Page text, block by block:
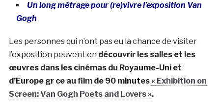
Un long métrage pour (re)vivre l’exposition Van
Gogh
Les personnes qui n’ont pas eu la chance de visiter
l’exposition peuvent en découvrir les salles et les
œuvres dans les cinémas du Royaume-Uni et
d’Europe gr ce au film de 90 minutes« Exhibition on
Screen: Van Gogh Poets and Lovers ».